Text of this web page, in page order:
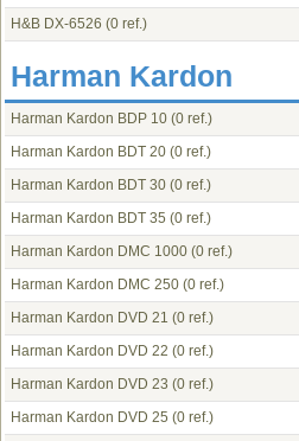
H&B DX-6526 (0 ref.)
Harman Kardon
Harman Kardon BDP 10 (0 ref.)
Harman Kardon BDT 20 (0 ref.)
Harman Kardon BDT 30 (0 ref.)
Harman Kardon BDT 35 (0 ref.)
Harman Kardon DMC 1000 (0 ref.)
Harman Kardon DMC 250 (0 ref.)
Harman Kardon DVD 21 (0 ref.)
Harman Kardon DVD 22 (0 ref.)
Harman Kardon DVD 23 (0 ref.)
Harman Kardon DVD 25 (0 ref.)